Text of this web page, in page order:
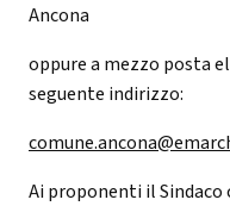
Ancona
oppure a mezzo posta
seguente indirizzo:
Ai proponenti il Sindaco